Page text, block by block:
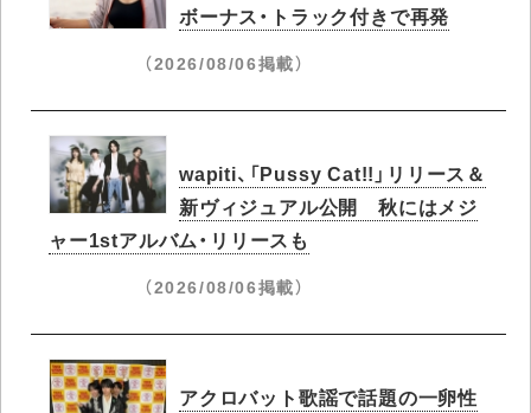
ボーナス・トラック付きで再発
（2026/08/06掲載）
wapiti、「Pussy Cat!!」リリース＆
新ヴィジュアル公開 秋にはメジ
ャー1stアルバム・リリースも
（2026/08/06掲載）
アクロバット歌謡で話題の一卵性